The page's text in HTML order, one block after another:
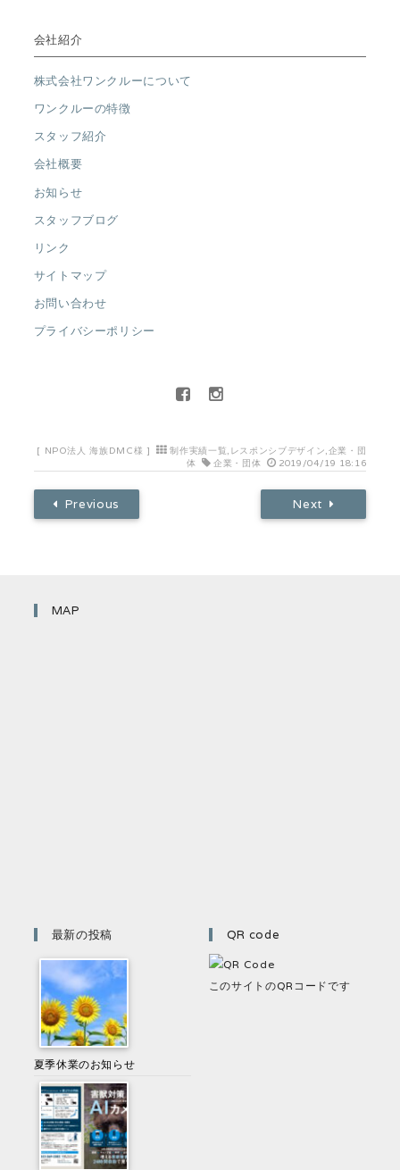
会社紹介
株式会社ワンクルーについて
ワンクルーの特徴
スタッフ紹介
会社概要
お知らせ
スタッフブログ
リンク
サイトマップ
お問い合わせ
プライバシーポリシー
[ NPO法人 海族DMC様 ] 制作実績一覧, レスポンシブデザイン,企業・団
体
企業・団体 2019/04/19 18:16
Previous Next
MAP
最新の投稿
夏季休業のお知らせ
QR code
このサイトのQRコードです